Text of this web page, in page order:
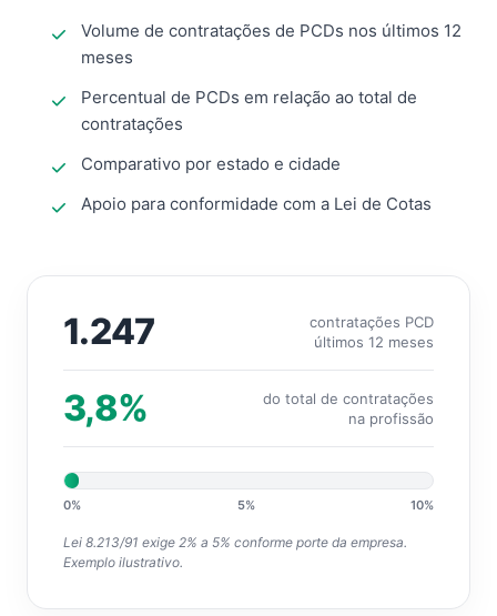
Volume de contratações de PCDs nos últimos 12
meses
Percentual de PCDs em relação ao total de
contratações
Comparativo por estado e cidade
Apoio para conformidade com a Lei de Cotas
1.247
contratações PCD
últimos 12 meses
3,8%
do total de contratações
na profissão
0% 5% 10%
Lei 8.213/91 exige 2% a 5% conforme porte da empresa.
Exemplo ilustrativo.